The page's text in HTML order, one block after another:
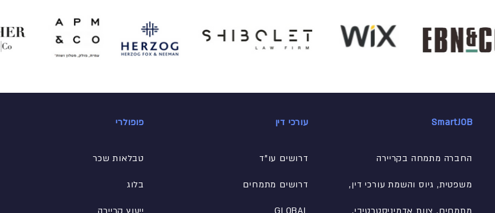
פופולרי
טבלאות שכר
בלוג
עורכי דין
דרושים עו"ד
דרושים מתמחים
SmartJOB
החברה מתמחה בקריירה
משפטית, גיוס והשמת עורכי דין,